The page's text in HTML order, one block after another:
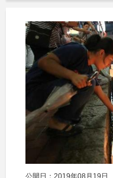
公開日：2019年08月19日